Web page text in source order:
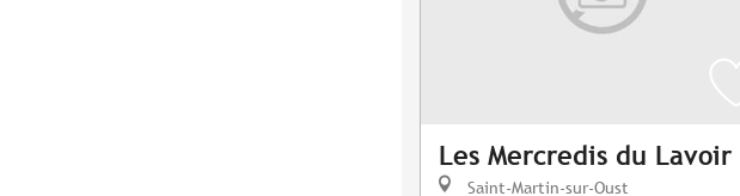
Les Mercredis du Lavoir
Saint-Martin-sur-Oust